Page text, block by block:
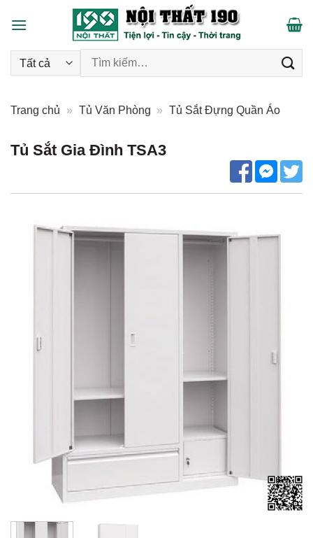
Tìm kiếm:
Trang chủ » Tủ Văn Phòng » Tủ Sắt Đựng Quần Áo
Tủ Sắt Gia Đình TSA3